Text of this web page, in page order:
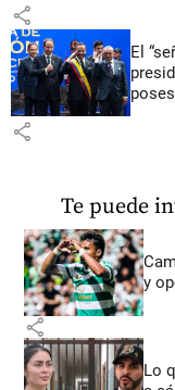
share
El
share
Te puede
y
share
Lo